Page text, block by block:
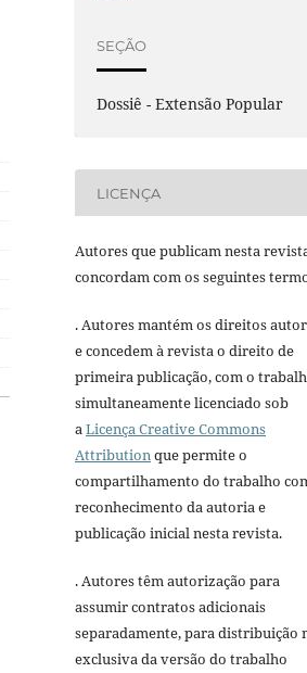
SEÇÃO
Dossiê - Extensão Popular
LICENÇA
Autores que publicam nesta
concordam com os seguintes
. Autores mantém os direitos
e concedem à revista o direito de
primeira publicação, com o
simultaneamente licenciado sob
aLicença Creative Commons
Attributionque permite o
compartilhamento do trabalho
reconhecimento da autoria e
publicação inicial nesta revista.
. Autores têm autorização para
assumir contratos adicionais
separadamente, para distribuição
exclusiva da versão do trabalho